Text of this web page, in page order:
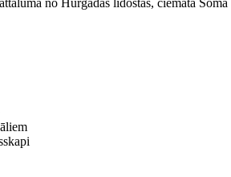
no Hurgadas lidostas, ciematā